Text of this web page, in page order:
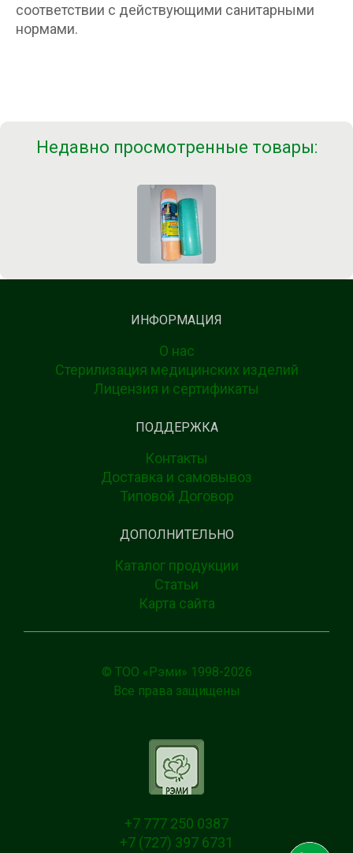
соответствии с действующими санитарными
нормами.
Недавно просмотренные товары:
ИНФОРМАЦИЯ
О нас
Стерилизация медицинских изделий
Лицензия и сертификаты
ПОДДЕРЖКА
Контакты
Доставка и самовывоз
Типовой Договор
ДОПОЛНИТЕЛЬНО
Каталог продукции
Статьи
Карта сайта
© ТОО «Рэми» 1998-2026
Все права защищены
+7 777 250 0387
+7 (727) 397 6731